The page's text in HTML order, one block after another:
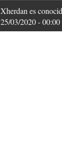
Xherdan es
25/03/2020 - 00:00